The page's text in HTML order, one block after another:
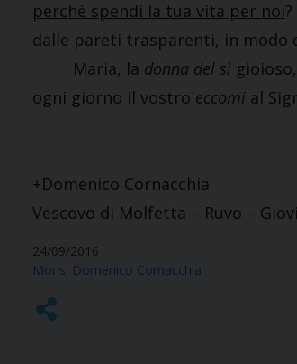
perché spendi la tua vita per noi
dalle pareti trasparenti, in modo
Maria, la donna del sì
ogni giorno il vostro eccomi al
+Domenico Cornacchia
Vescovo di Molfetta – Ruvo –
24/09/2016
Mons. Domenico Cornacchia